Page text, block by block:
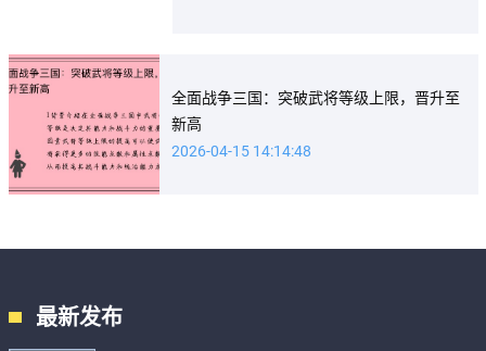
全面战争三国：突破武将等级上限，晋升至
新高
2026-04-15 14:14:48
最新发布